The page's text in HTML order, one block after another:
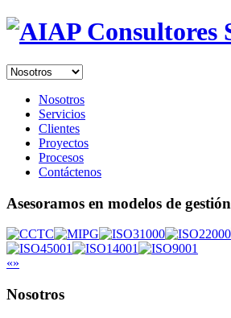
Nosotros
Servicios
Clientes
Proyectos
Procesos
Contáctenos
Asesoramos en modelos de gestión
«»
Nosotros